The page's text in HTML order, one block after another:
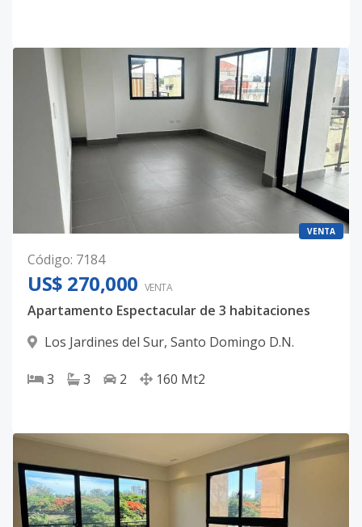
VENTA
Código: 7184
US$ 270,000 VENTA
Apartamento Espectacular de 3 habitaciones
Los Jardines del Sur, Santo Domingo D.N.
3 3 2 160 Mt2